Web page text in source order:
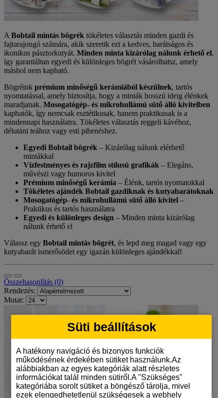
A Bobtail mintás bögrék tökéletes választás minden gazdi és
fajtarajongó számára, akik szeretik ezt a kedves, barátságos és
ikonikus pásztorkutyát. Minden minta kizárólag nálunk érhető el,
így garantáltan egyedi és különleges bögrét vásárolhatsz, amely
máshol nem kapható.
Bögréink prémium minőségű kerámiából készülnek, tartós
nyomtatással, amely biztosítja, hogy a minták hosszú ideig élénkek
maradjanak. Mosogatógép- és mikrohullámú sütő álló kivitelben
kaphatók, így nemcsak esztétikusak, hanem praktikusak is a
mindennapi használatra. Tökéletes választás reggeli kávéhoz,
délutáni teához vagy esti pihenéshez.
Egyedi Bobtail bögrék – Kizárólag nálunk elérhető
mintákkal
Vízfestményes és rajzfilm stílusú grafikák – Elegáns,
művészi vagy humoros kivitel
Prémium minőségű kerámia – Élénk, tartós nyomatokkal
Tökéletes ajándék Bobtail gazdiknak és kutyabarátoknak
Mosogatógép- és mikrohullámú sütő álló kivitel –
Praktikus és tartós használatra
Egyedi és különleges design – Minden minta kizárólag
nálunk érhető el
Válassz egy Bobtail mintás bögrét, és lepd meg magad vagy egy
kutyabarát ismerősödet egy igazán különleges ajándékkal!
Összehasonlítás (0)
Rendezés:
Mutat:
Süti beállítások
A hatékony navigáció és bizonyos funkciók
működésének érdekében sütiket használunk.Az
alábbiakban az egyes kategóriák alatt részletes
információkat talál minden sütiről.A "Szükséges"
kategóriába sorolt sütiket a böngésző tárolja, mivel
ezek elengedhetetlenül szükségesek a webhely